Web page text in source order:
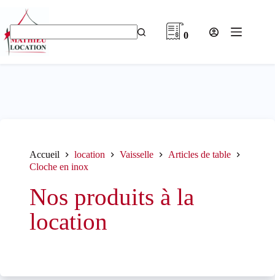
contenu
Aucun
résultat
0
Accueil location Vaisselle
Articles de table
Cloche en inox
Nos produits à la
location